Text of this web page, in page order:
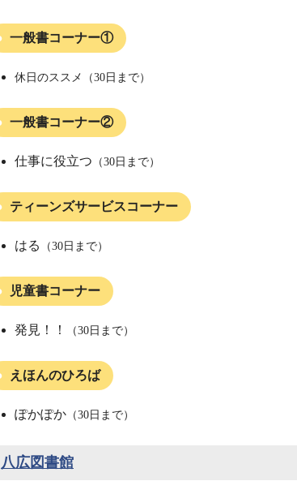
一般書コーナー①
休日のススメ（30日まで）
一般書コーナー②
仕事に役立つ （30日まで）
ティーンズサービスコーナー
はる （30日まで）
児童書コーナー
発見！！ （30日まで）
えほんのひろば
ぽかぽか （30日まで）
八広図書館